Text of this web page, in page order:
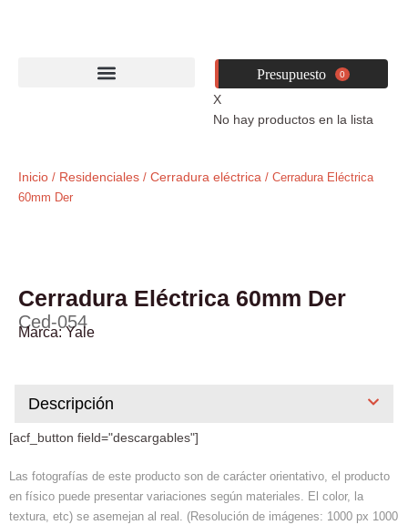
0
X
No hay productos en la lista
Inicio / Residenciales / Cerradura eléctrica / Cerradura Eléctrica
60mm Der
Cerradura Eléctrica 60mm Der
Ced-054
Marca:Yale
Descripción
[acf_button field="descargables"]
Las fotografías de este producto son de carácter orientativo, el producto
en físico puede presentar variaciones según materiales. El color, la
textura, etc) se asemejan al real. (Resolución de imágenes: 1000 px 1000